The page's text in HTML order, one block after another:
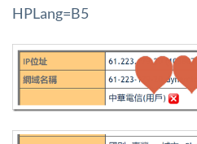
HPLang=B5